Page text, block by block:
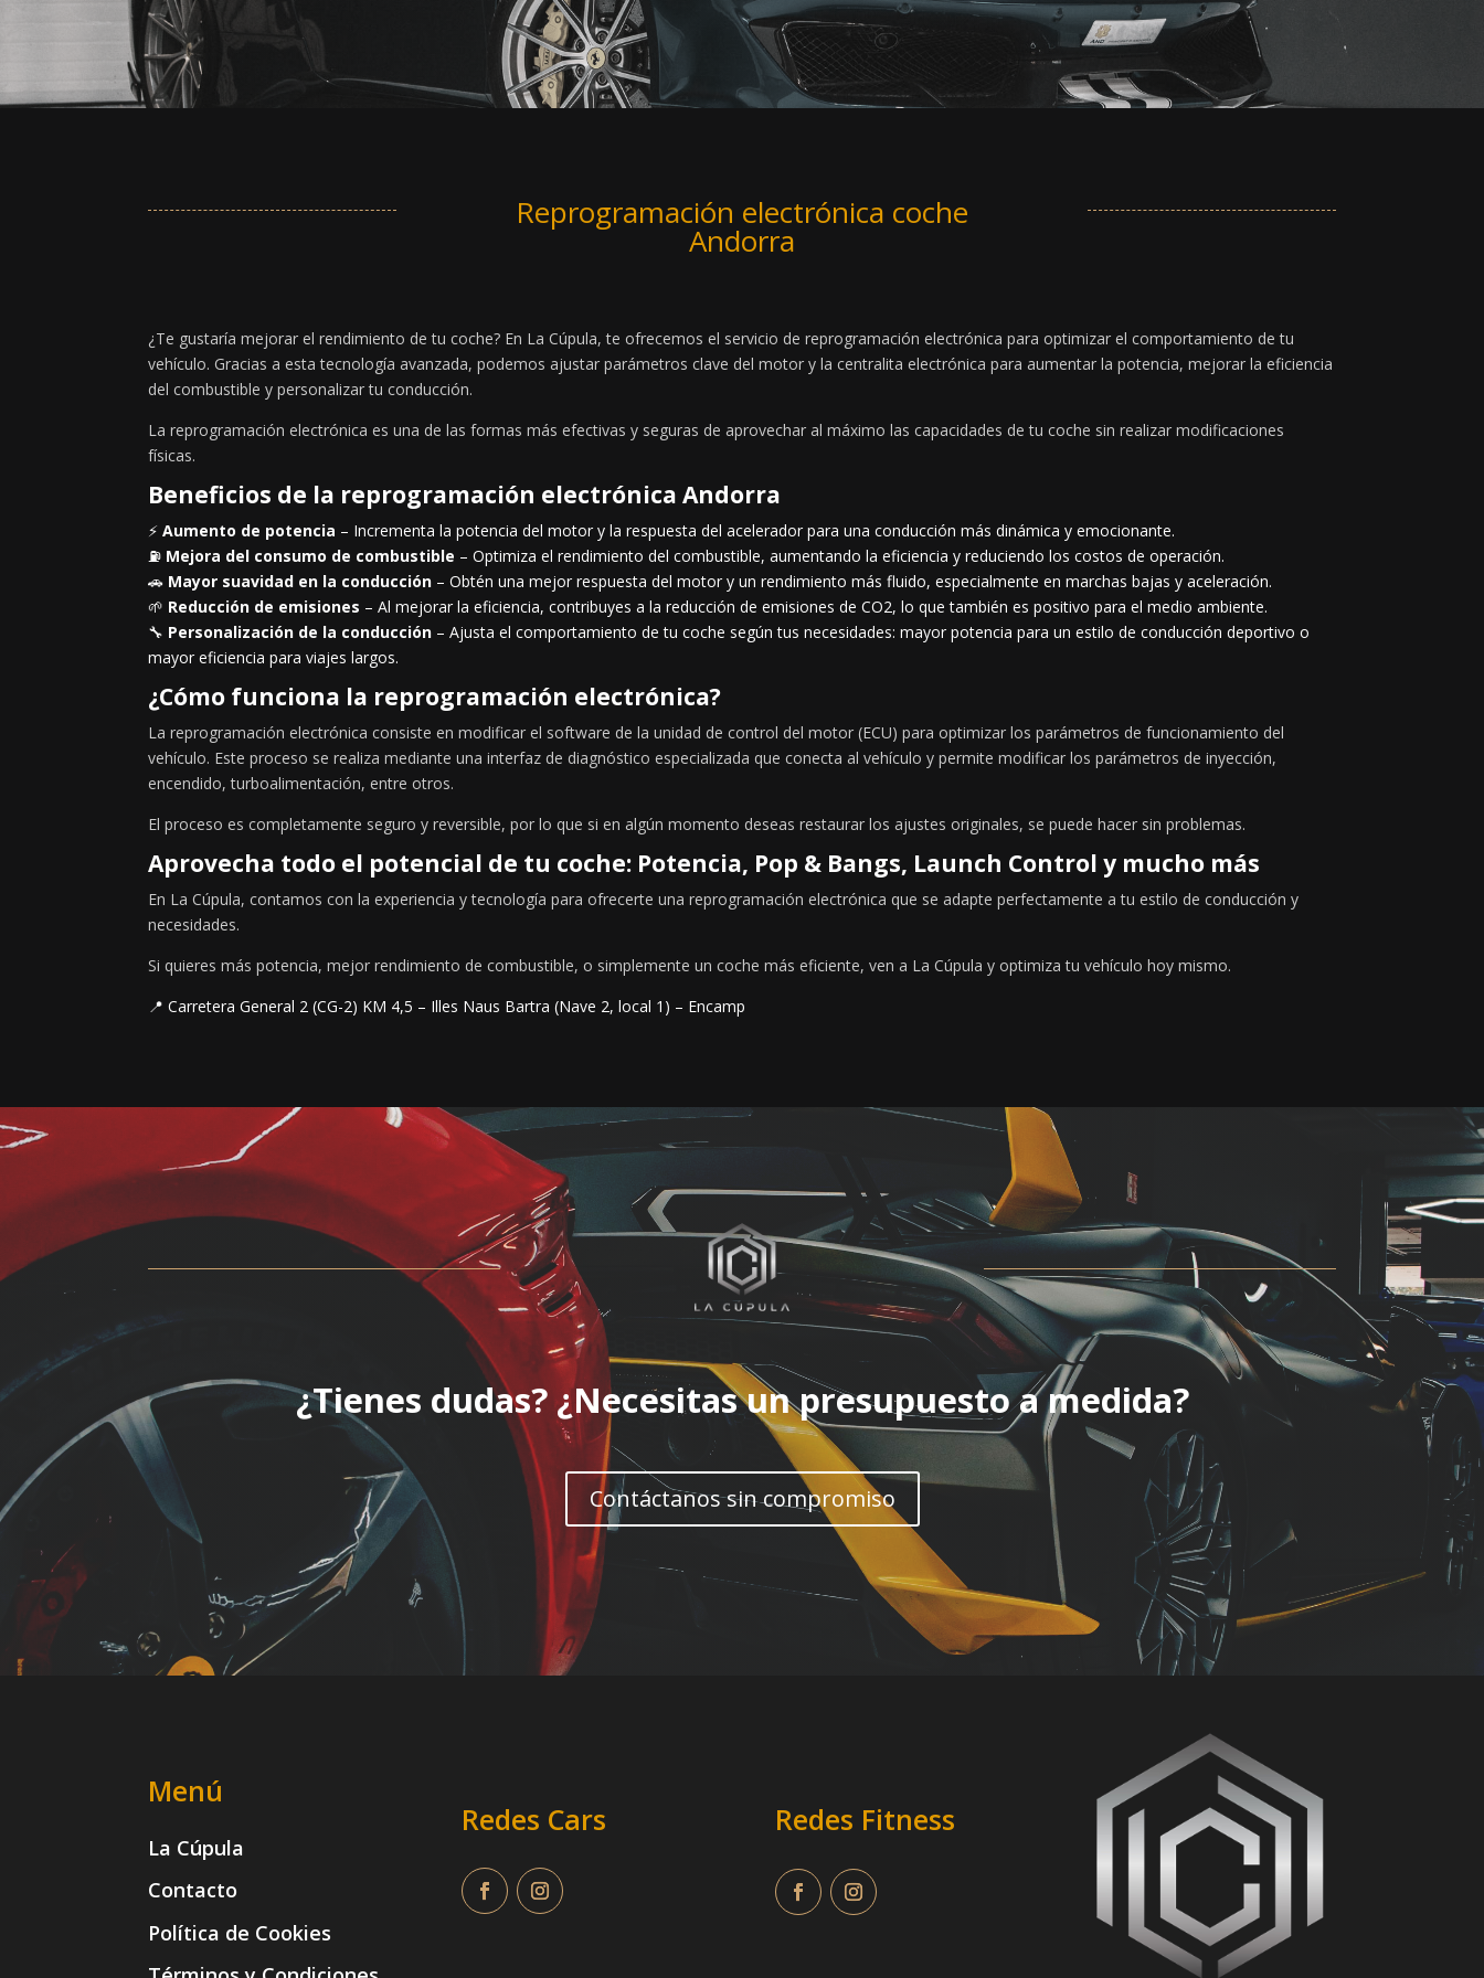
Reprogramación electrónica coche
Andorra
¿Te gustaría mejorar el rendimiento de tu coche? En La Cúpula, te ofrecemos el servicio de reprogramación electrónica para optimizar el comportamiento de tu
vehículo. Gracias a esta tecnología avanzada, podemos ajustar parámetros clave del motor y la centralita electrónica para aumentar la potencia, mejorar la eficiencia
del combustible y personalizar tu conducción.
La reprogramación electrónica es una de las formas más efectivas y seguras de aprovechar al máximo las capacidades de tu coche sin realizar modificaciones
físicas.
Beneficios de la reprogramación electrónica Andorra
⚡Aumento de potencia – Incrementa la potencia del motor y la respuesta del acelerador para una conducción más dinámica y emocionante.
⛽ Mejora del consumo de combustible – Optimiza el rendimiento del combustible, aumentando la eficiencia y reduciendo los costos de operación.
🚗 Mayor suavidad en la conducción – Obtén una mejor respuesta del motor y un rendimiento más fluido, especialmente en marchas bajas y aceleración.
🌱 Reducción de emisiones – Al mejorar la eficiencia, contribuyes a la reducción de emisiones de CO2, lo que también es positivo para el medio ambiente.
🔧 Personalización de la conducción – Ajusta el comportamiento de tu coche según tus necesidades: mayor potencia para un estilo de conducción deportivo o
mayor eficiencia para viajes largos.
¿Cómo funciona la reprogramación electrónica?
La reprogramación electrónica consiste en modificar el software de la unidad de control del motor (ECU) para optimizar los parámetros de funcionamiento del
vehículo. Este proceso se realiza mediante una interfaz de diagnóstico especializada que conecta al vehículo y permite modificar los parámetros de inyección,
encendido, turboalimentación, entre otros.
El proceso es completamente seguro y reversible, por lo que si en algún momento deseas restaurar los ajustes originales, se puede hacer sin problemas.
Aprovecha todo el potencial de tu coche: Potencia, Pop & Bangs, Launch Control y mucho más
En La Cúpula, contamos con la experiencia y tecnología para ofrecerte una reprogramación electrónica que se adapte perfectamente a tu estilo de conducción y
necesidades.
Si quieres más potencia, mejor rendimiento de combustible, o simplemente un coche más eficiente, ven a La Cúpula y optimiza tu vehículo hoy mismo.
📍 Carretera General 2 (CG-2) KM 4,5 – Illes Naus Bartra (Nave 2, local 1) – Encamp
¿Tienes dudas? ¿Necesitas un presupuesto a medida?
Contáctanos sin compromiso
Menú
La Cúpula
Contacto
Política de Cookies
Redes Cars Redes Fitness